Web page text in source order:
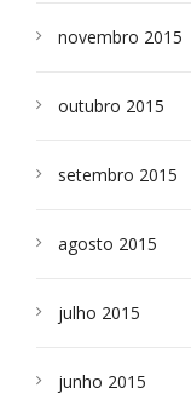
novembro 2015
outubro 2015
setembro 2015
agosto 2015
julho 2015
junho 2015